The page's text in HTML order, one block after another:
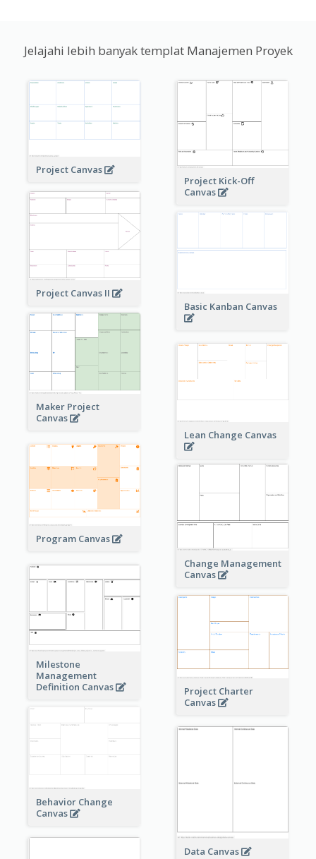
Jelajahi lebih banyak templat Manajemen Proyek
Project Canvas
Project Kick-Off
Canvas
Project Canvas II
Basic Kanban Canvas
Maker Project
Canvas
Lean Change Canvas
Program Canvas
Change Management
Canvas
Milestone
Management
Definition Canvas
Project Charter
Canvas
Behavior Change
Canvas
Data Canvas